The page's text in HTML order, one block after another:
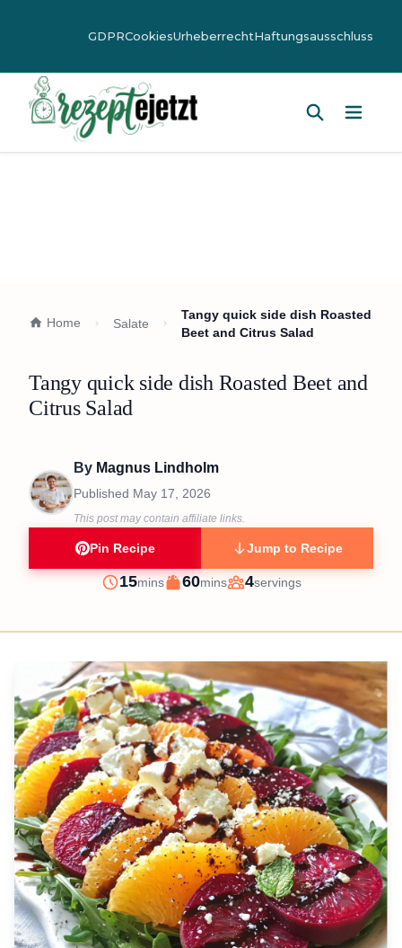
GDPRCookiesUrheberrechtHaftungsausschluss
Home Salate
Tangy quick side dish Roasted
Beet and Citrus Salad
Tangy quick side dish Roasted Beet and
Citrus Salad
By Magnus Lindholm
Published May 17, 2026
This post may contain affiliate links.
Pin Recipe Jump to Recipe
Prep
15minutes
mins
Cook
60minutes
mins
Servings
4servings